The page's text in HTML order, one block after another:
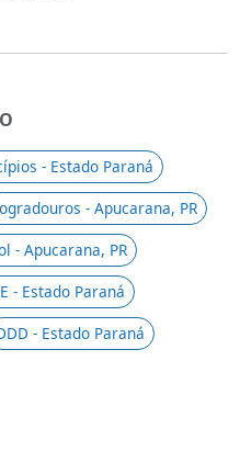
- Estado Paraná
- Apucarana, PR
- Apucarana, PR
- Estado Paraná
- Estado Paraná